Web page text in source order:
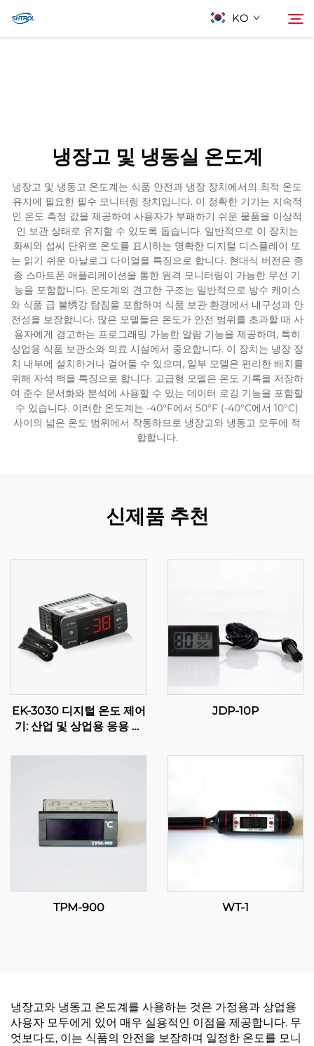
KO
냉장고 및 냉동실 온도계
냉장고 및 냉동고 온도계는 식품 안전과 냉장 장치에서의 최적 온도
유지에 필요한 필수 모니터링 장치입니다. 이 정확한 기기는 지속적
인 온도 측정 값을 제공하여 사용자가 부패하기 쉬운 물품을 이상적
인 보관 상태로 유지할 수 있도록 돕습니다. 일반적으로 이 장치는
화씨와 섭씨 단위로 온도를 표시하는 명확한 디지털 디스플레이 또
는 읽기 쉬운 아날로그 다이얼을 특징으로 합니다. 현대식 버전은 종
종 스마트폰 애플리케이션을 통한 원격 모니터링이 가능한 무선 기
능을 포함합니다. 온도계의 견고한 구조는 일반적으로 방수 케이스
와 식품 급 불绣강 탐침을 포함하여 식품 보관 환경에서 내구성과 안
전성을 보장합니다. 많은 모델들은 온도가 안전 범위를 초과할 때 사
용자에게 경고하는 프로그래밍 가능한 알람 기능을 제공하며, 특히
상업용 식품 보관소와 의료 시설에서 중요합니다. 이 장치는 냉장 장
치 내부에 설치하거나 걸어둘 수 있으며, 일부 모델은 편리한 배치를
위해 자석 백을 특징으로 합니다. 고급형 모델은 온도 기록을 저장하
여 준수 문서화와 분석에 사용할 수 있는 데이터 로깅 기능을 포함할
수 있습니다. 이러한 온도계는 -40°F에서 50°F (-40°C에서 10°C)
사이의 넓은 온도 범위에서 작동하므로 냉장고와 냉동고 모두에 적
합합니다.
신제품 추천
EK-3030 디지털 온도 제어
기: 산업 및 상업용 응용 프
절
JDP-10P
TPM-900 WT-1
냉장고와 냉동고 온도계를 사용하는 것은 가정용과 상업용
사용자 모두에게 있어 매우 실용적인 이점을 제공합니다. 무
엇보다도, 이는 식품의 안전을 보장하며 일정한 온도를 모니